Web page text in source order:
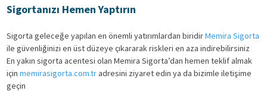
Sigortanızı Hemen Yaptırın
Sigorta geleceğe yapılan en önemli yatırımlardan biridirMemira Sigorta
ile güvenliğinizi en üst düzeye çıkararak riskleri en aza indirebilirsiniz
En yakın sigorta acentesi olan Memira Sigorta’dan hemen teklif almak
için memirasigorta.com.tr adresini ziyaret edin ya da bizimle iletişime
geçin